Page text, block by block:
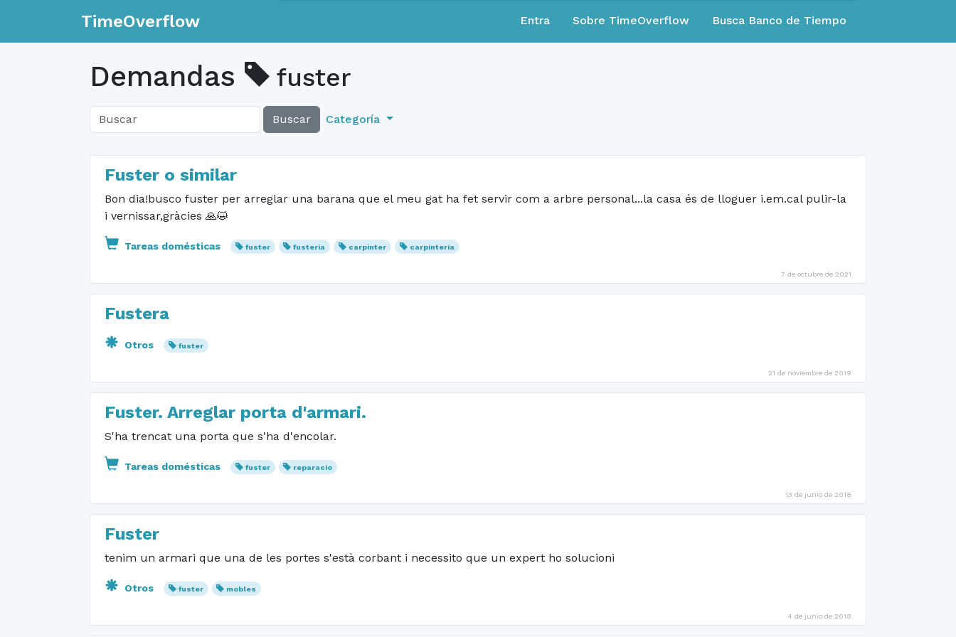
TimeOverflow Entra Sobre TimeOverflow Busca Banco de Tiempo
Demandas fuster
Buscar Categoría
Fuster o similar
Bon dia!busco fuster per arreglar una barana que el meu gat ha fet servir com a arbre personal...la casa és de lloguer i.em.cal pulir-la
i vernissar,gràcies 🙏😺
Tareas domésticas fuster fusteria carpinter carpinteria
7 de octubre de 2021
Fustera
Otros fuster
21 de noviembre de 2019
Fuster. Arreglar porta d'armari.
S'ha trencat una porta que s'ha d'encolar.
Tareas domésticas fuster reparacio
13 de junio de 2018
Fuster
tenim un armari que una de les portes s'està corbant i necessito que un expert ho solucioni
Otros fuster mobles
4 de junio de 2018